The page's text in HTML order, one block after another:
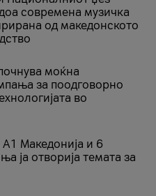
современа музичка
од македонското
моќна
за поодговорно
во
A1 Македонија и 6
ја отворија темата за